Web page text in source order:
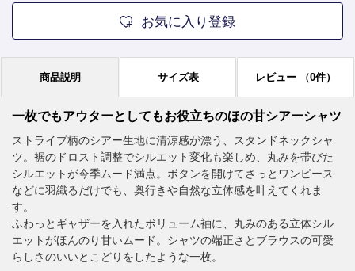
お気に入り登録
商品説明 サイズ表 レビュー （0件）
一枚でもアウターとしてもお役立ちのほの甘シアーシャツ
ストライプ柄のシアー生地に清涼感が漂う、スタンドネックシャ
ツ。裾のドロスト調整でシルエット変化も楽しめ、丸みを帯びた
シルエットが今季ムード満点。ボタンを開けてさっとワンピース
などに羽織るだけでも、奥行きや自然な立体感を叶えてくれま
す。
ふわっとギャザーを入れたボリューム袖に、丸みのある立体シル
エットがほんのり甘いムード。シャツの端正さとブラウスの可愛
らしさのいいとこどりをしたような一枚。